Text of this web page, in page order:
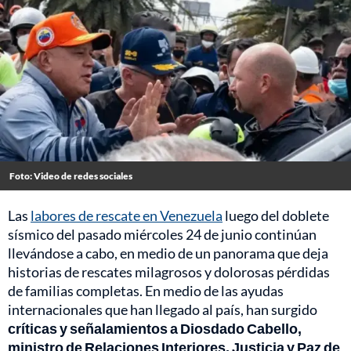
Foto: Video de redes sociales
Las labores de rescate en Venezuela luego del doblete
sísmico del pasado miércoles 24 de junio continúan
llevándose a cabo, en medio de un panorama que deja
historias de rescates milagrosos y dolorosas pérdidas
de familias completas. En medio de las ayudas
internacionales que han llegado al país, han surgido
críticas y señalamientos a Diosdado Cabello,
ministro de Relaciones Interiores, Justicia y Paz de